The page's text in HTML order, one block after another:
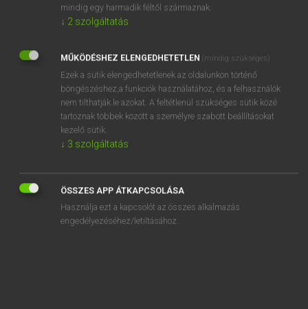
REGISZTRÁCIÓ
EURÓPAI UNIÓS TERMINOLÓGIAI SZÓTÁR
Kapcsolódó anyagok
organismes chargés de gérer les réserves de change
organismes de crédit municipal
organismes de développement régional
mindig egy harmadik féltől származnak.
↓ 2 szolgáltatás
MŰKÖDÉSHEZ ELENGEDHETETLEN (mindig szükséges)
Ezek a sütik elengedhetetlenek az oldalunkon történő
böngészéshez,a funkciók használatához, és a felhasználók
nem tilthatják le azokat. A feltétlenül szükséges sütik közé
tartoznak többek között a személyre szabott beállításokat
kezelő sütik.
↓ 3 szolgáltatás
ÖSSZES APP ÁTKAPCSOLÁSA
Használja ezt a kapcsolót az összes alkalmazás
engedélyezéséhez/letiltásához.